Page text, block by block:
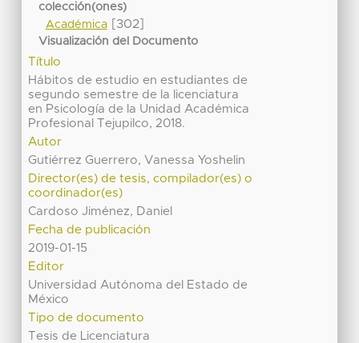
colección(ones)
Académica[302]
Visualización del Documento
Título
Hábitos de estudio en estudiantes de
segundo semestre de la licenciatura
en Psicología de la Unidad Académica
Profesional Tejupilco, 2018.
Autor
Gutiérrez Guerrero, Vanessa Yoshelin
Director(es) de tesis, compilador(es) o
coordinador(es)
Cardoso Jiménez, Daniel
Fecha de publicación
2019-01-15
Editor
Universidad Autónoma del Estado de
México
Tipo de documento
Tesis de Licenciatura